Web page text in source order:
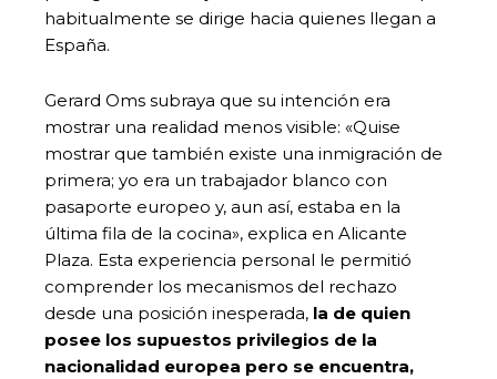
habitualmente se dirige hacia quienes llegan a
España.
Gerard Oms subraya que su intención era
mostrar una realidad menos visible: «Quise
mostrar que también existe una inmigración de
primera; yo era un trabajador blanco con
pasaporte europeo y, aun así, estaba en la
última fila de la cocina», explica en Alicante
Plaza. Esta experiencia personal le permitió
comprender los mecanismos del rechazo
desde una posición inesperada, la de quien
posee los supuestos privilegios de la
nacionalidad europea pero se encuentra,